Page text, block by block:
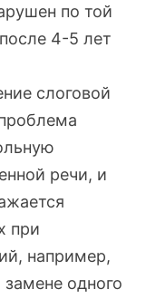
по той
4-5 лет
слоговой
речи, и
при
например,
замене одного